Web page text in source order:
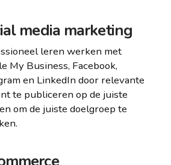
media marketing
leren werken met
My Business, Facebook,
en LinkedIn door relevante
te publiceren op de juiste
om de juiste doelgroep te